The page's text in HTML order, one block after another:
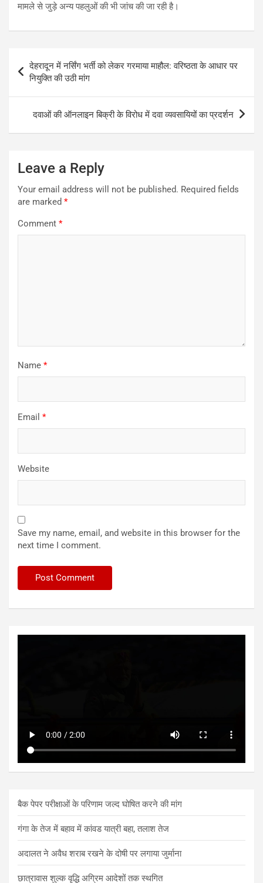
मामले से जुड़े अन्य पहलुओं की भी जांच की जा रही है।
Post
navigation
देहरादून में नर्सिंग भर्ती को लेकर गरमाया माहौल: वरिष्ठता के आधार पर
नियुक्ति की उठी मांग
दवाओं की ऑनलाइन बिक्री के विरोध में दवा व्यवसायियों का प्रदर्शन
Leave a Reply
Your email address will not be published. Required fields
are marked *
Comment *
Name *
Email *
Website
Save my name, email, and website in this browser for the
next time I comment.
बैक पेपर परीक्षाओं के परिणाम जल्द घोषित करने की मांग
गंगा के तेज में बहाव में कांवड यात्री बहा, तलाश तेज
अदालत ने अवैध शराब रखने के दोषी पर लगाया जुर्माना
छात्रावास शुल्क वृद्धि अग्रिम आदेशों तक स्थगित